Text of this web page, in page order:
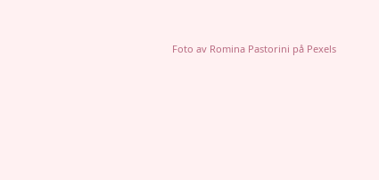
Foto av Romina Pastorini på Pexels